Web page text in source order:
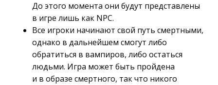
До этого момента они будут представлены
в игре лишь как NPC.
Все игроки начинают свой путь смертными,
однако в дальнейшем смогут либо
обратиться в вампиров, либо остаться
людьми. Игра может быть пройдена
и в образе смертного, так что никого